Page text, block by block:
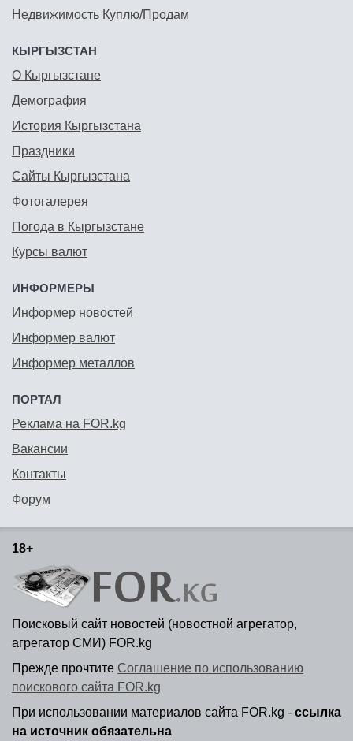
Недвижимость Куплю/Продам
КЫРГЫЗСТАН
О Кыргызстане
Демография
История Кыргызстана
Праздники
Сайты Кыргызстана
Фотогалерея
Погода в Кыргызстане
Курсы валют
ИНФОРМЕРЫ
Информер новостей
Информер валют
Информер металлов
ПОРТАЛ
Реклама на FOR.kg
Вакансии
Контакты
Форум
18+
Поисковый сайт новостей (новостной агрегатор,
агрегатор СМИ) FOR.kg
Прежде прочтите Соглашение по использованию
поискового сайта FOR.kg
При использовании материалов сайта FOR.kg - ссылка
на источник обязательна